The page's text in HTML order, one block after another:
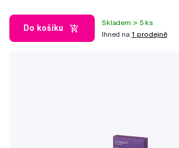
Do košíku
Skladem > 5 ks
Ihned na 1 prodejně